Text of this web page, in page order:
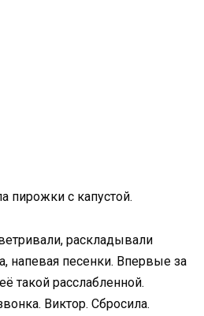
пирожки с капустой.
раскладывали
напевая песенки. Впервые за
такой расслабленной.
Виктор. Сбросила.